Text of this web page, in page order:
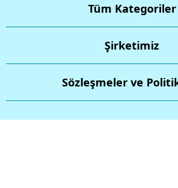
Tüm Kategoriler
Şirketimiz
Sözleşmeler ve